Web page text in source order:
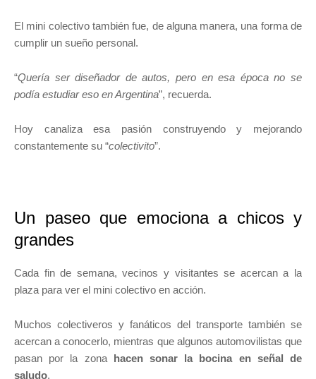
El mini colectivo también fue, de alguna manera, una forma de
cumplir un sueño personal.
“Quería ser diseñador de autos, pero en esa época no se
podía estudiar eso en Argentina”, recuerda.
Hoy canaliza esa pasión construyendo y mejorando
constantemente su “colectivito”.
Un paseo que emociona a chicos y
grandes
Cada fin de semana, vecinos y visitantes se acercan a la
plaza para ver el mini colectivo en acción.
Muchos colectiveros y fanáticos del transporte también se
acercan a conocerlo, mientras que algunos automovilistas que
pasan por la zona hacen sonar la bocina en señal de
saludo.